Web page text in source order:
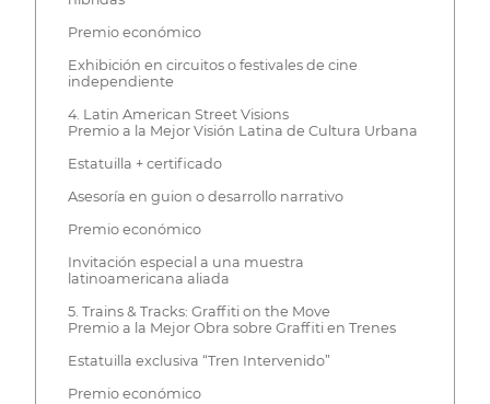
Premio económico
Exhibición en circuitos o festivales de cine
independiente
4. Latin American Street Visions
Premio a la Mejor Visión Latina de Cultura Urbana
Estatuilla + certificado
Asesoría en guion o desarrollo narrativo
Premio económico
Invitación especial a una muestra
latinoamericana aliada
5. Trains & Tracks: Graffiti on the Move
Premio a la Mejor Obra sobre Graffiti en Trenes
Estatuilla exclusiva “Tren Intervenido”
Premio económico